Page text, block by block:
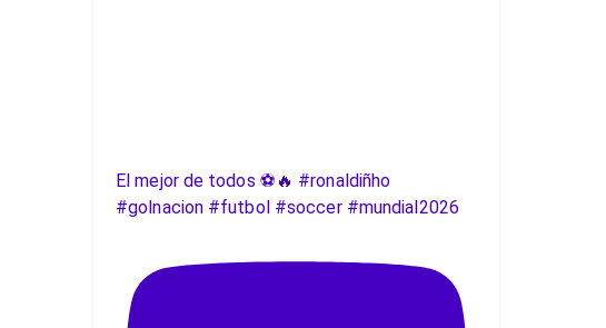
El mejor de todos ⚽️🔥 #ronaldiñho
#golnacion #futbol #soccer #mundial2026